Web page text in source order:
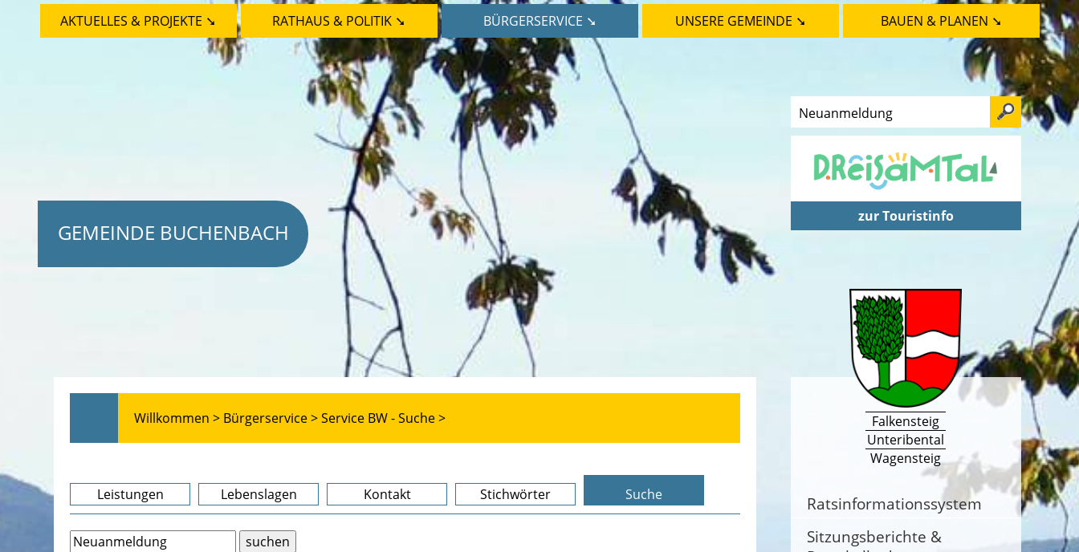
GEMEINDE BUCHENBACH
AKTUELLES & PROJEKTE ➘ RATHAUS & POLITIK ➘ BÜRGERSERVICE ➘ UNSERE GEMEINDE ➘ BAUEN & PLANEN ➘
zur Touristinfo
Willkommen > Bürgerservice >Service BW - Suche >
Leistungen Lebenslagen Kontakt Stichwörter Suche
Falkensteig
Unteribental
Wagensteig
Ratsinformationssystem
Sitzungsberichte &